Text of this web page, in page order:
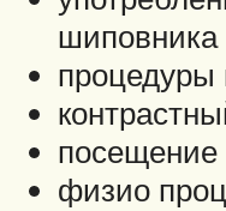
шиповника
физио